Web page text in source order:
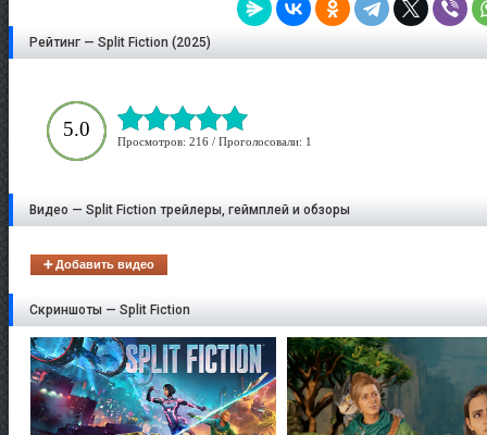
Рейтинг — Split Fiction (2025)
5.0
Просмотров: 216 / Проголосовали: 1
Видео — Split Fiction трейлеры, геймплей и обзоры
➕ Добавить видео
Скриншоты — Split Fiction